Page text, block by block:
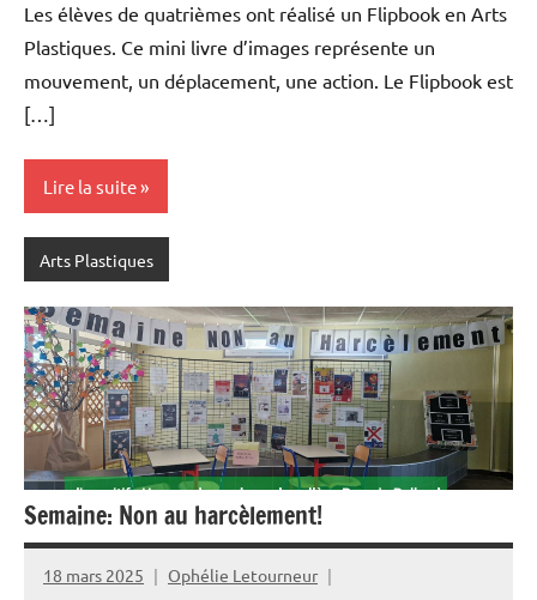
Les élèves de quatrièmes ont réalisé un Flipbook en Arts
Plastiques. Ce mini livre d’images représente un
mouvement, un déplacement, une action. Le Flipbook est
[…]
Lire la suite
Arts Plastiques
Semaine: Non au harcèlement!
18 mars 2025 Ophélie Letourneur